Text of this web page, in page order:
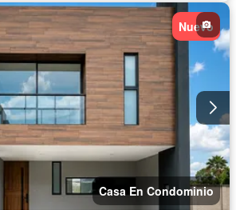
Gas natural Gimnasio
Internet
Despacho
Recámara con closet
Sauna
Seguridad
Terraza Vista panorámica
Wifi
amueblar
Nuevo
Casa En Condominio